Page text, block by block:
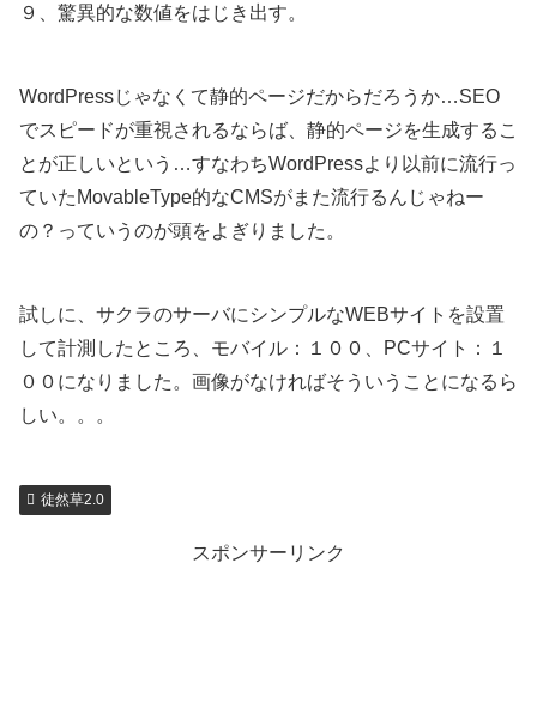
９、驚異的な数値をはじき出す。
WordPressじゃなくて静的ページだからだろうか…SEO
でスピードが重視されるならば、静的ページを生成するこ
とが正しいという…すなわちWordPressより以前に流行っ
ていたMovableType的なCMSがまた流行るんじゃねー
の？っていうのが頭をよぎりました。
試しに、サクラのサーバにシンプルなWEBサイトを設置
して計測したところ、モバイル：１００、PCサイト：１
００になりました。画像がなければそういうことになるら
しい。。。
徒然草2.0
スポンサーリンク